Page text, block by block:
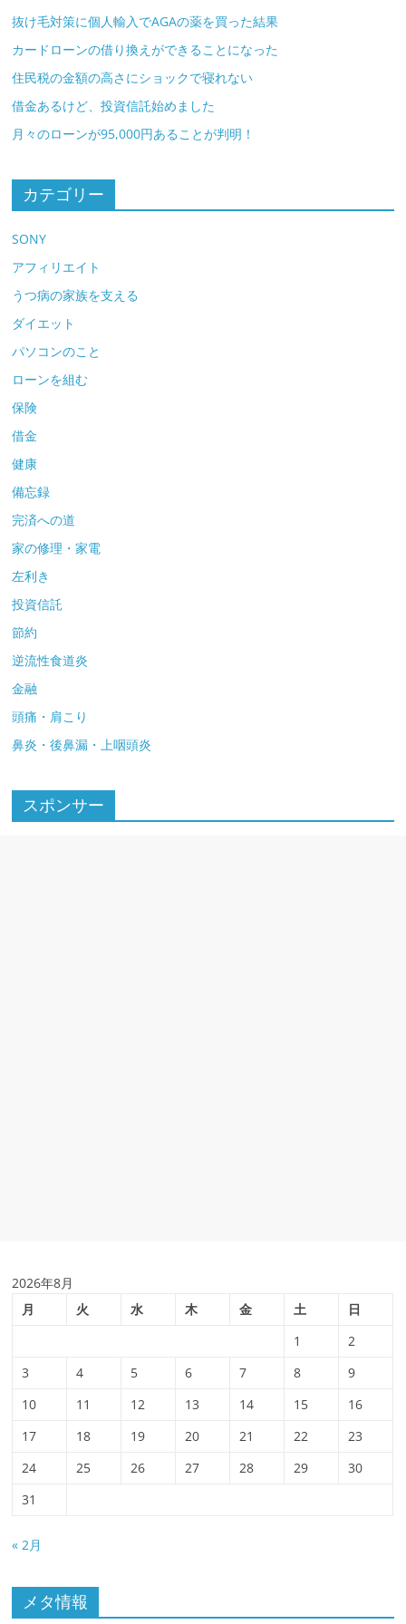
抜け毛対策に個人輸入でAGAの薬を買った結果
カードローンの借り換えができることになった
住民税の金額の高さにショックで寝れない
借金あるけど、投資信託始めました
月々のローンが95,000円あることが判明！
カテゴリー
SONY
アフィリエイト
うつ病の家族を支える
ダイエット
パソコンのこと
ローンを組む
保険
借金
健康
備忘録
完済への道
家の修理・家電
左利き
投資信託
節約
逆流性食道炎
金融
頭痛・肩こり
鼻炎・後鼻漏・上咽頭炎
スポンサー
2026年8月
月
火 水 木 金 土
日
1
2
3
4 5 6 7 8
9
10
11 12 13 14 15
16
17
18 19 20 21 22
23
24
25 26 27 28 29
30
31
« 2月
メタ情報